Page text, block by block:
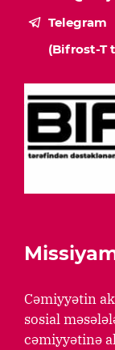
Telegram
(Bifrost-T
Cəmiyyətin
sosial
cəmiyyətinə